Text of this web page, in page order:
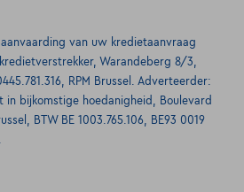
van uw kredietaanvraag
Warandeberg 8/3,
RPM Brussel. Adverteerder:
in bijkomstige hoedanigheid, Boulevard
BTW BE 1003.765.106, BE93 0019